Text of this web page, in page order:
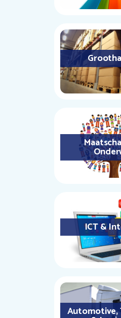
ICT &
Automotive,